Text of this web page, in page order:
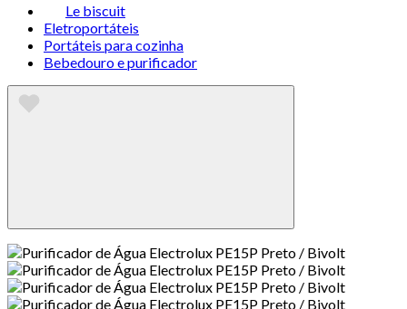
Le biscuit
Eletroportáteis
Portáteis para cozinha
Bebedouro e purificador